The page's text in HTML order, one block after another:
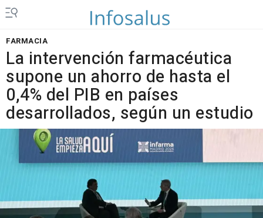
FARMACIA
La intervención farmacéutica
supone un ahorro de hasta el
0,4% del PIB en países
desarrollados, según un estudio